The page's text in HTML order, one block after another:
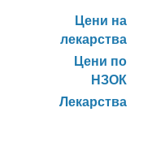
Цени на
лекарства
Цени по
НЗОК
Лекарства